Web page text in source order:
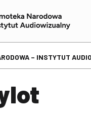
– INSTYTUT